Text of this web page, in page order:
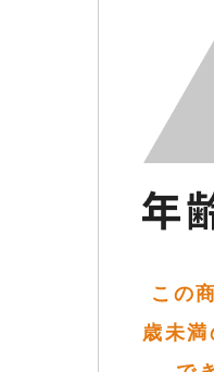
この
歳未